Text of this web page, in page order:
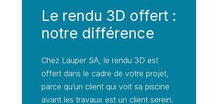
Le rendu 3D offert :
notre différence
Chez Lauper SA, le rendu 3D est
offert dans le cadre de votre projet,
parce qu’un client qui voit sa piscine
avant les travaux est un client serein.